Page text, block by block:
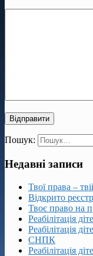
Пошук:
Недавні записи
Твої права –
Відкрито
Твоє право на
Реабілітація
Реабілітація
СНПК
Реабілітація